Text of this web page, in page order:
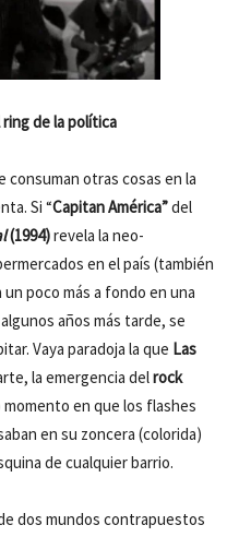
de la política
consuman otras cosas en la
Si “Capitan América”del
(1994)revela la neo-
en el país (también
un poco más a fondo en una
años más tarde, se
Vaya paradoja la que Las
la emergencia delrock
en que los flashes
en su zoncera (colorida)
de cualquier barrio.
dos mundos contrapuestos